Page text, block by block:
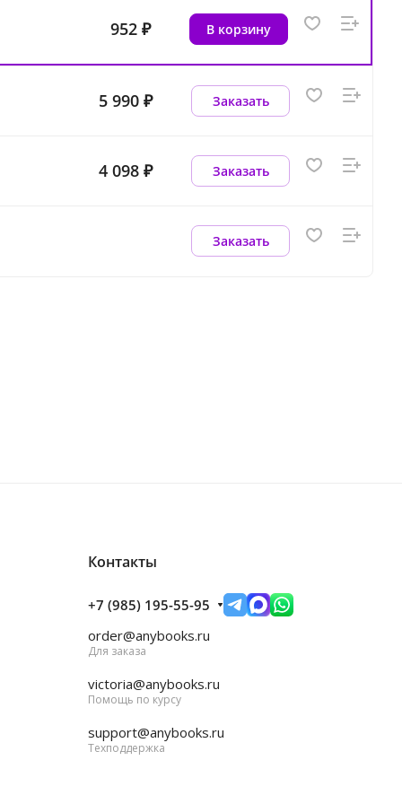
952 ₽ В корзину
5 990 ₽ Заказать
4 098 ₽ Заказать
Заказать
Контакты
+7 (985) 195-55-95
order@anybooks.ru
Для заказа
victoria@anybooks.ru
Помощь по курсу
support@anybooks.ru
Техподдержка